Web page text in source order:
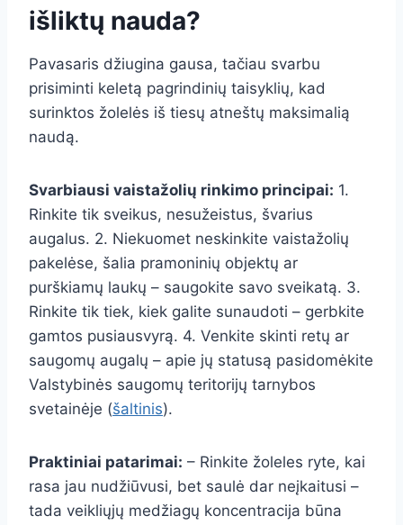
išliktų nauda?
Pavasaris džiugina gausa, tačiau svarbu
prisiminti keletą pagrindinių taisyklių, kad
surinktos žolelės iš tiesų atneštų maksimalią
naudą.
Svarbiausi vaistažolių rinkimo principai: 1.
Rinkite tik sveikus, nesužeistus, švarius
augalus. 2. Niekuomet neskinkite vaistažolių
pakelėse, šalia pramoninių objektų ar
purškiamų laukų – saugokite savo sveikatą. 3.
Rinkite tik tiek, kiek galite sunaudoti – gerbkite
gamtos pusiausvyrą. 4. Venkite skinti retų ar
saugomų augalų – apie jų statusą pasidomėkite
Valstybinės saugomų teritorijų tarnybos
svetainėje (šaltinis).
Praktiniai patarimai: – Rinkite žoleles ryte, kai
rasa jau nudžiūvusi, bet saulė dar neįkaitusi –
tada veikliųjų medžiagų koncentracija būna